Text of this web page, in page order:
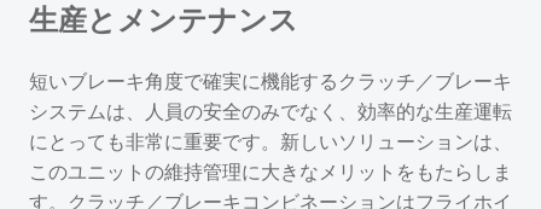
生産とメンテナンス
短いブレーキ角度で確実に機能するクラッチ／ブレーキ
システムは、人員の安全のみでなく、効率的な生産運転
にとっても非常に重要です。新しいソリューションは、
このユニットの維持管理に大きなメリットをもたらしま
す。クラッチ／ブレーキコンビネーションはフライホイ